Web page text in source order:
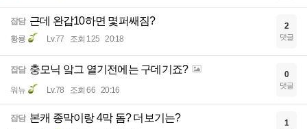
잡담 근데 완갑10하면 몇퍼쌔짐?
황룡 Lv.77 조회 125 20:18
2
댓글
잡담 충모닉 앜그 열기전에는 구데기죠?
워뉴 Lv.78 조회 66 20:16
0
댓글
잡담 본캐 종막이랑 4막 돔? 더보기는? 1